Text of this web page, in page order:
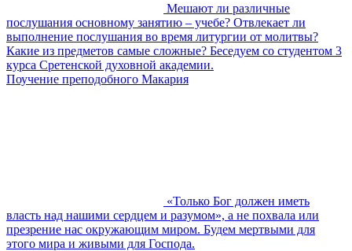
Мешают ли различные
послушания основному занятию – учебе? Отвлекает ли
выполнение послушания во время литургии от молитвы?
Какие из предметов самые сложные? Беседуем со студентом 3
курса Сретенской духовной академии.
Поучение преподобного Макария
«Только Бог должен иметь
власть над нашими сердцем и разумом», а не похвала или
презрение нас окружающим миром. Будем мертвыми для
этого мира и живыми для Господа.